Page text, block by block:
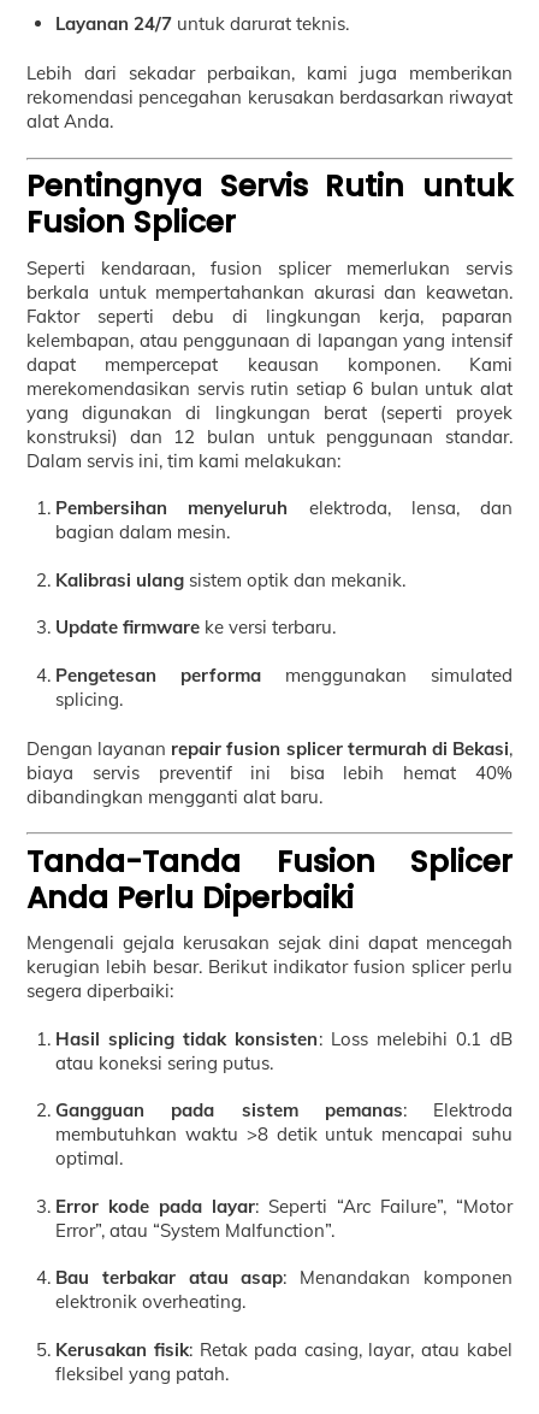
Layanan 24/7 untuk darurat teknis.
Lebih dari sekadar perbaikan, kami juga memberikan
rekomendasi pencegahan kerusakan berdasarkan riwayat
alat Anda.
Pentingnya Servis Rutin untuk
Fusion Splicer
Seperti kendaraan, fusion splicer memerlukan servis
berkala untuk mempertahankan akurasi dan keawetan.
Faktor seperti debu di lingkungan kerja, paparan
kelembapan, atau penggunaan di lapangan yang intensif
dapat mempercepat keausan komponen. Kami
merekomendasikan servis rutin setiap 6 bulan untuk alat
yang digunakan di lingkungan berat (seperti proyek
konstruksi) dan 12 bulan untuk penggunaan standar.
Dalam servis ini, tim kami melakukan:
Pembersihan menyeluruh elektroda, lensa, dan
bagian dalam mesin.
Kalibrasi ulang sistem optik dan mekanik.
Update firmware ke versi terbaru.
Pengetesan performa menggunakan simulated
splicing.
Dengan layanan repair fusion splicer termurah di Bekasi,
biaya servis preventif ini bisa lebih hemat 40%
dibandingkan mengganti alat baru.
Tanda-Tanda Fusion Splicer
Anda Perlu Diperbaiki
Mengenali gejala kerusakan sejak dini dapat mencegah
kerugian lebih besar. Berikut indikator fusion splicer perlu
segera diperbaiki:
Hasil splicing tidak konsisten: Loss melebihi 0.1 dB
atau koneksi sering putus.
Gangguan pada sistem pemanas: Elektroda
membutuhkan waktu >8 detik untuk mencapai suhu
optimal.
Error kode pada layar: Seperti “Arc Failure”, “Motor
Error”, atau “System Malfunction”.
Bau terbakar atau asap: Menandakan komponen
elektronik overheating.
Kerusakan fisik: Retak pada casing, layar, atau kabel
fleksibel yang patah.